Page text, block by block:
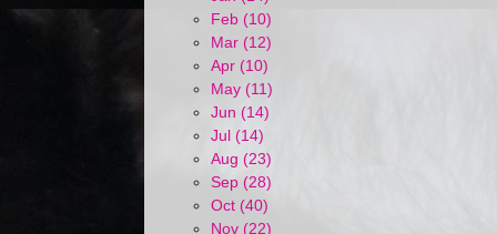
Feb (10)
Mar (12)
Apr (10)
May (11)
Jun (14)
Jul (14)
Aug (23)
Sep (28)
Oct (40)
Nov (22)